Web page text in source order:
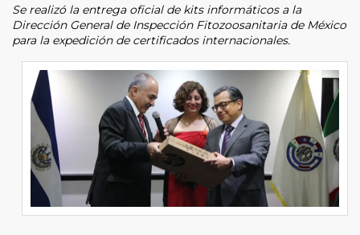
Se realizó la entrega oficial de kits informáticos a la
Dirección General de Inspección Fitozoosanitaria de México
para la expedición de certificados internacionales.